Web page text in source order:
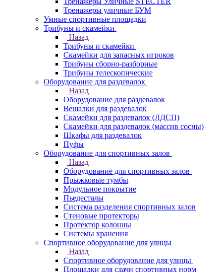
Тренажеры уличные БУМ
Умные спортивные площадки
Трибуны и скамейки
Назад
Трибуны и скамейки
Скамейки для запасных игроков
Трибуны сборно-разборные
Трибуны телескопические
Оборудование для раздевалок
Назад
Оборудование для раздевалок
Вешалки для раздевалок
Скамейки для раздевалок (ЛДСП)
Скамейки для раздевалок (массив сосны)
Шкафы для раздевалок
Пуфы
Оборудование для спортивных залов
Назад
Оборудование для спортивных залов
Прыжковые тумбы
Модульное покрытие
Пьедесталы
Система разделения спортивных залов
Стеновые протекторы
Протектор колонны
Системы хранения
Спортивное оборудование для улицы
Назад
Спортивное оборудование для улицы
Площадки для сдачи спортивных норм